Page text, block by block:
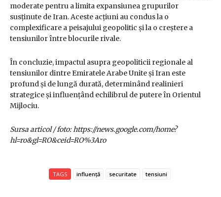
moderate pentru a limita expansiunea grupurilor
susținute de Iran. Aceste acțiuni au condus la o
complexificare a peisajului geopolitic și la o creștere a
tensiunilor între blocurile rivale.
În concluzie, impactul asupra geopoliticii regionale al
tensiunilor dintre Emiratele Arabe Unite și Iran este
profund și de lungă durată, determinând realinieri
strategice și influențând echilibrul de putere în Orientul
Mijlociu.
Sursa articol / foto: https://news.google.com/home?
hl=ro&gl=RO&ceid=RO%3Aro
TAGS influență securitate tensiuni